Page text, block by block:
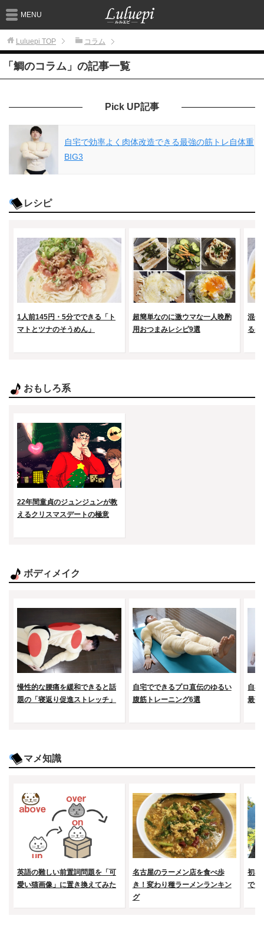
MENU
Luluepi TOP コラム
「鯛のコラム」の記事一覧
Pick UP記事
自宅で効率よく肉体改造できる最強の筋トレ自体重
BIG3
レシピ
1人前145円・5分でできる「ト
マトとツナのそうめん」
超簡単なのに激ウマな一人晩酌
用おつまみレシピ9選
混ぜ
る美
おもしろ系
22年間童貞のジュンジュンが教
えるクリスマスデートの極意
ボディメイク
慢性的な腰痛を緩和できると話
題の「寝返り促進ストレッチ」
自宅でできるプロ直伝のゆるい
腹筋トレーニング6選
自宅
最強
マメ知識
英語の難しい前置詞問題を「可
愛い猫画像」に置き換えてみた
名古屋のラーメン店を食べ歩
き！変わり種ラーメンランキン
グ
初め
で山